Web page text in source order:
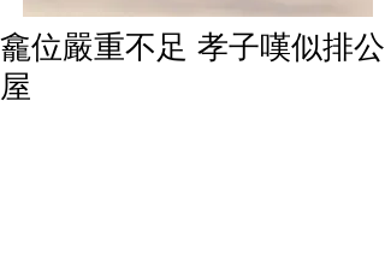
龕位嚴重不足 孝子嘆似排公
屋